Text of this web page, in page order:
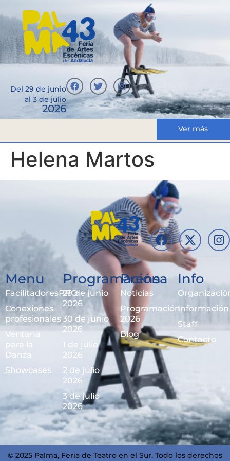
Del 29 de junio
al 3 de julio
2026
Ver más
Helena Martos
Menu
FacilitadoresPRO
Conexiones
profesionales
Ventana
para la
Danza
Showcases
Programación
29 de junio
2026
30 de junio
2026
1 de julio
2026
2 de julio
2026
3 de julio
2026
Prensa
Noticias
Programación
2026
Blog
Info
Información
Staff
Contacto
© 2025 Palma, Feria de Teatro en el Sur. Todo los derechos